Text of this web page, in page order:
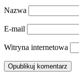
Nazwa
E-mail
Witryna internetowa